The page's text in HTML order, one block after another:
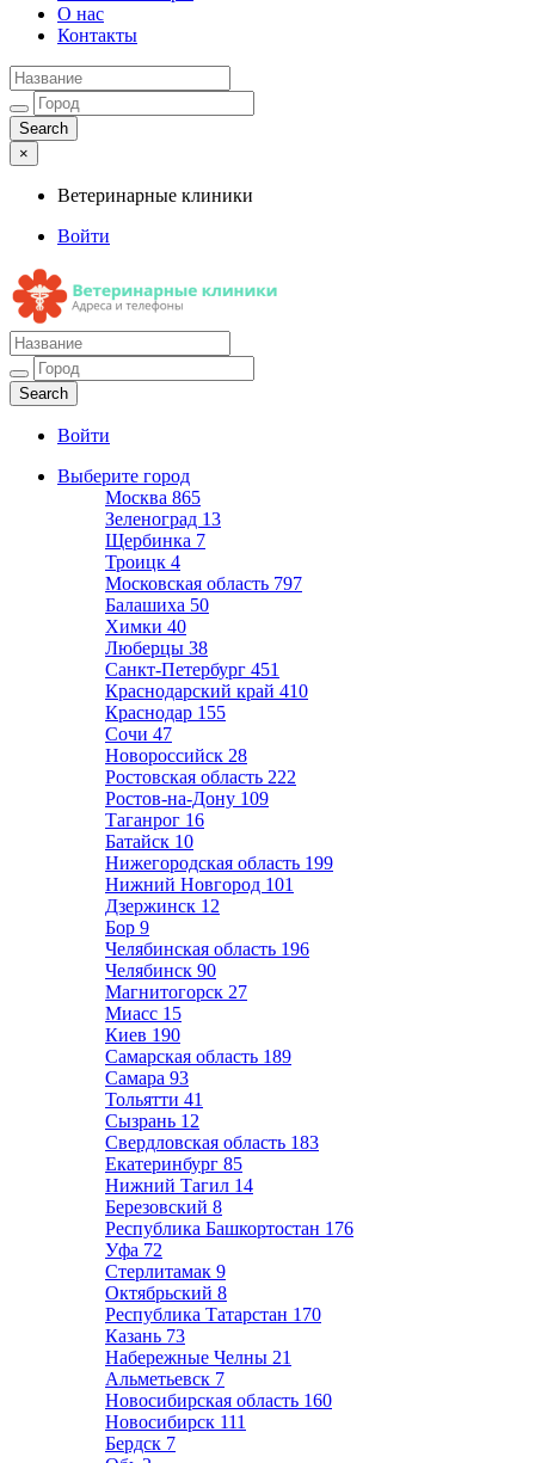
О нас
Контакты
×
Ветеринарные клиники
Войти
Ветеринарные клиники
Адреса и телефоны
Войти
Выберите город
Москва 865
Зеленоград 13
Щербинка 7
Троицк 4
Московская область 797
Балашиха 50
Химки 40
Люберцы 38
Санкт-Петербург 451
Краснодарский край 410
Краснодар 155
Сочи 47
Новороссийск 28
Ростовская область 222
Ростов-на-Дону 109
Таганрог 16
Батайск 10
Нижегородская область 199
Нижний Новгород 101
Дзержинск 12
Бор 9
Челябинская область 196
Челябинск 90
Магнитогорск 27
Миасс 15
Киев 190
Самарская область 189
Самара 93
Тольятти 41
Сызрань 12
Свердловская область 183
Екатеринбург 85
Нижний Тагил 14
Березовский 8
Республика Башкортостан 176
Уфа 72
Стерлитамак 9
Октябрьский 8
Республика Татарстан 170
Казань 73
Набережные Челны 21
Альметьевск 7
Новосибирская область 160
Новосибирск 111
Бердск 7